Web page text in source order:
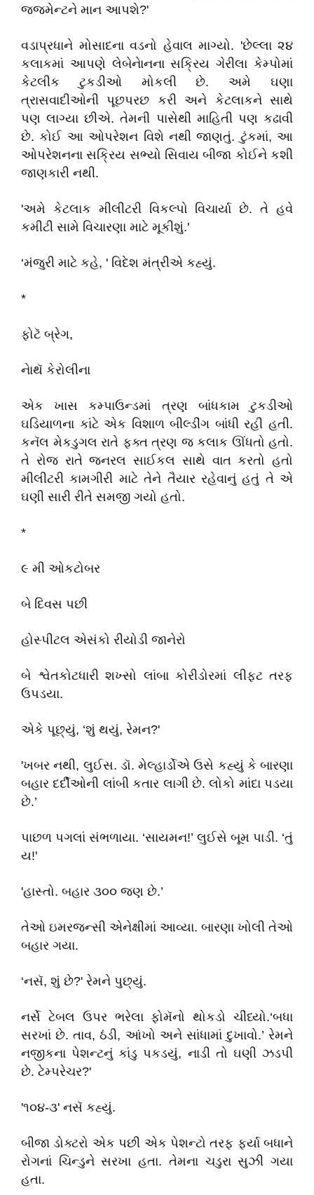
જજમેન્ટને માન આપશે?'
વડાપ્રધાને મોસાદના વડનો હેવાલ માગ્યો. 'છેલ્લા ૨૪
કલાકમાં આપણે લેબેનેાનના સક્રિય ગેરીલા કેમ્પોમાં
કેટલીક ટુકડીઓ મોકલી છે. અમે ઘણા
ત્રાસવાદીઓની પૂછપરછ કરી અને કેટલાકને સાથે
પણ લાગ્યા છીએ. તેમની પાસેથી માહિતી પણ કઢાવી
છે. કોઈ આ ઓપરેશન વિશે નથી જાણતું. ટુંકમાં, આ
ઓપરેશનના સક્રિય સભ્યો સિવાય બીજા કોઈને કશી
જાણકારી નથી.
'અમે કેટલાક મીલીટરી વિકલ્પો વિચાર્યા છે. તે હવે
કમીટી સામે વિચારણા માટે મૂકીશું.'
‘મંજુરી માટે કહે, ' વિદેશ મંત્રીએ કહ્યું.
*
ફોટૅ બ્રેગ,
નેાથૅ કેરોલીના
એક ખાસ કમ્પાઉન્ડમાં ત્રણ બાંધકામ ટુકડીઓ
ઘડિયાળના કાંટે એક વિશાળ બીલ્ડીંગ બાંધી રહી હતી.
કનૅલ મેકડુગલ રાતે ફક્ત ત્રણ જ કલાક ઊંધતો હતો.
તે રોજ રાતે જનરલ સાઈકલ સાથે વાત કરતો હતો
મીલીટરી કામગીરી માટે તેને તૈયાર રહેવાનું હતું તે એ
ઘણી સારી રીતે સમજી ગયો હતો.
*
૯ મી ઓકટોબર
બે દિવસ પછી
હોસ્પીટલ એસંકો રીયોડી જાનેરો
બે શ્વેતકોટધારી શખ્સો લાંબા કોરીડોરમાં લીફટ તરફ
ઉપડયા.
એકે પૂછ્યું, ‘શું થયું, રેમન?'
'ખબર નથી, લુઈસ. ડૉ. મેલ્હાર્ડોએ ઉસે કહ્યું કે બારણા
બહાર દર્દીઓની લાંબી કતાર લાગી છે. લોકો માંદા પડયા
છે.’
પાછળ પગલાં સંભળાયા. ‘સાયમન!’ લુઈસે બૂમ પાડી. ‘તું
ય!'
'હાસ્તો. બહાર ૩૦૦ જણ છે.’
તેઓ ઇમરજન્સી એનેક્ષીમાં આવ્યા. બારણા ખોલી તેઓ
બહાર ગયા.
‘નસૅ, શું છે?' રેમને પુછ્યું.
નર્સે ટેબલ ઉપર ભરેલા ફોમૅનો થોકડો ચીંધ્યો.‘બધા
સરખાં છે. તાવ, ઠંડી, આંખો અને સાંધામાં દુખાવો.’ રેમને
નજીકના પેશન્ટનું કાંડુ પકડયું, નાડી તો ઘણી ઝડપી
છે. ટેમ્પરેચર?'
'૧૦૪-૩' નસૅ કહ્યું.
બીજા ડોક્ટરો એક પછી એક પેશન્ટો તરફ ફર્યા બધાને
રોગનાં ચિન્ડુને સરખા હતા. તેમના ચડુરા સુઝી ગયા
હતા.